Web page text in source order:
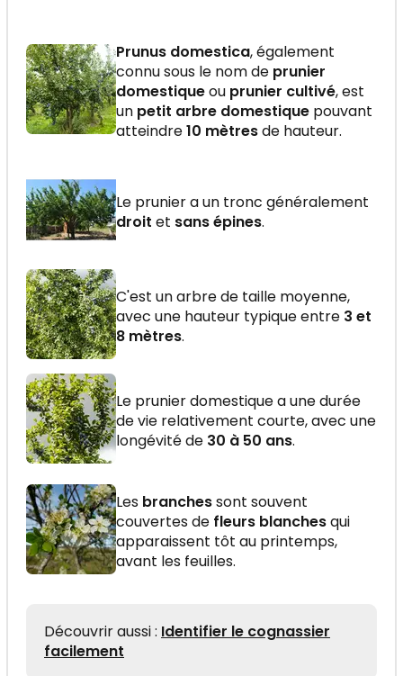
Prunus domestica, également
connu sous le nom de prunier
domestiqueou prunier cultivé, est
un petit arbre domestique pouvant
atteindre10 mètresde hauteur.
Le prunier a un tronc généralement
droit et sans épines.
C'est un arbre de taille moyenne,
avec une hauteur typique entre 3 et
8 mètres.
Le prunier domestique a une durée
de vie relativement courte, avec une
longévité de 30 à 50 ans.
Les branchessont souvent
couvertes de fleurs blanchesqui
apparaissent tôt au printemps,
avant les feuilles.
Découvrir aussi : Identifier le cognassier
facilement